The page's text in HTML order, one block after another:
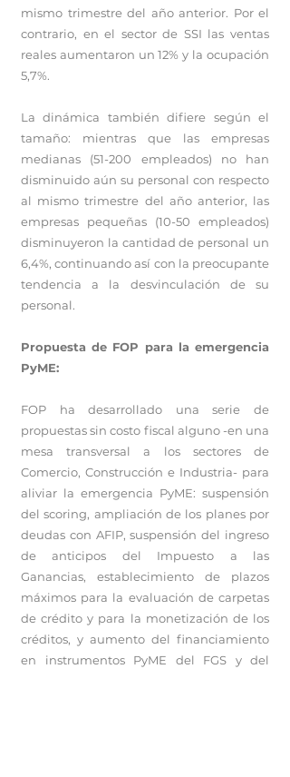
mismo trimestre del año anterior. Por el
contrario, en el sector de SSI las ventas
reales aumentaron un 12% y la ocupación
5,7%.
La dinámica también difiere según el
tamaño: mientras que las empresas
medianas (51-200 empleados) no han
disminuido aún su personal con respecto
al mismo trimestre del año anterior, las
empresas pequeñas (10-50 empleados)
disminuyeron la cantidad de personal un
6,4%, continuando así con la preocupante
tendencia a la desvinculación de su
personal.
Propuesta de FOP para la emergencia
PyME:
FOP ha desarrollado una serie de
propuestas sin costo fiscal alguno -en una
mesa transversal a los sectores de
Comercio, Construcción e Industria- para
aliviar la emergencia PyME: suspensión
del scoring, ampliación de los planes por
deudas con AFIP, suspensión del ingreso
de anticipos del Impuesto a las
Ganancias, establecimiento de plazos
máximos para la evaluación de carpetas
de crédito y para la monetización de los
créditos, y aumento del financiamiento
en instrumentos PyME del FGS y del